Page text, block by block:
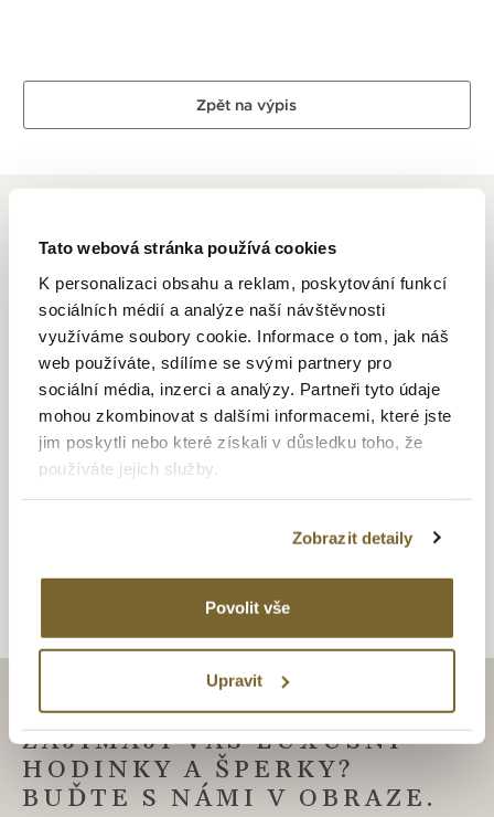
Tato webová stránka používá cookies
K personalizaci obsahu a reklam, poskytování funkcí
sociálních médií a analýze naší návštěvnosti
využíváme soubory cookie. Informace o tom, jak náš
web používáte, sdílíme se svými partnery pro
sociální média, inzerci a analýzy. Partneři tyto údaje
mohou zkombinovat s dalšími informacemi, které jste
jim poskytli nebo které získali v důsledku toho, že
používáte jejich služby.
Zobrazit detaily
Povolit vše
Upravit
Zpět na výpis
ALTMAN DIAMOND
Dlouhletá zkušenost, odborné znalosti, láska k řemeslu a
zlatnické dovednosti je to, co se odráží ve špercích Altman
Diamond. Drahé kovy ve spojení s krásnými a ušlechtilými
diamanty, které jsou pečlivě a znalecky vybírané pod
dohledem opravdových odborníků se v rukách zručných
zlatníků mění v opravdové šperkařské skvosty vhodné
obdivu. Šperky v nadčasovém designu s puncem grácie a
ZAJÍMAJÍ VÁS LUXUSNÍ
HODINKY A ŠPERKY?
BUĎTE S NÁMI V OBRAZE.